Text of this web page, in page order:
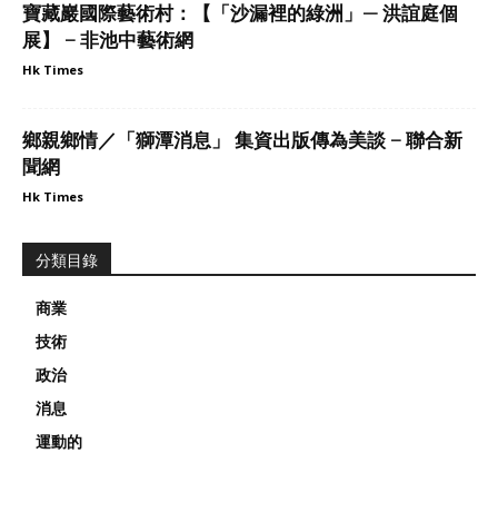
寶藏巖國際藝術村：【「沙漏裡的綠洲」— 洪誼庭個
展】 – 非池中藝術網
Hk Times
鄉親鄉情／「獅潭消息」 集資出版傳為美談 – 聯合新
聞網
Hk Times
分類目錄
商業
技術
政治
消息
運動的